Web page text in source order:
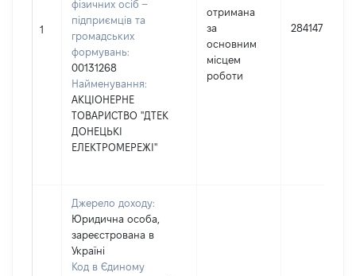
1
фізичних осіб –
підприємців та
громадських
формувань:
00131268
Найменування:
АКЦІОНЕРНЕ
ТОВАРИСТВО "ДТЕК
ДОНЕЦЬКІ
ЕЛЕКТРОМЕРЕЖІ"
отримана
за
основним
місцем
роботи
284147
Джерело доходу:
Юридична особа,
зареєстрована в
Україні
Код в Єдиному